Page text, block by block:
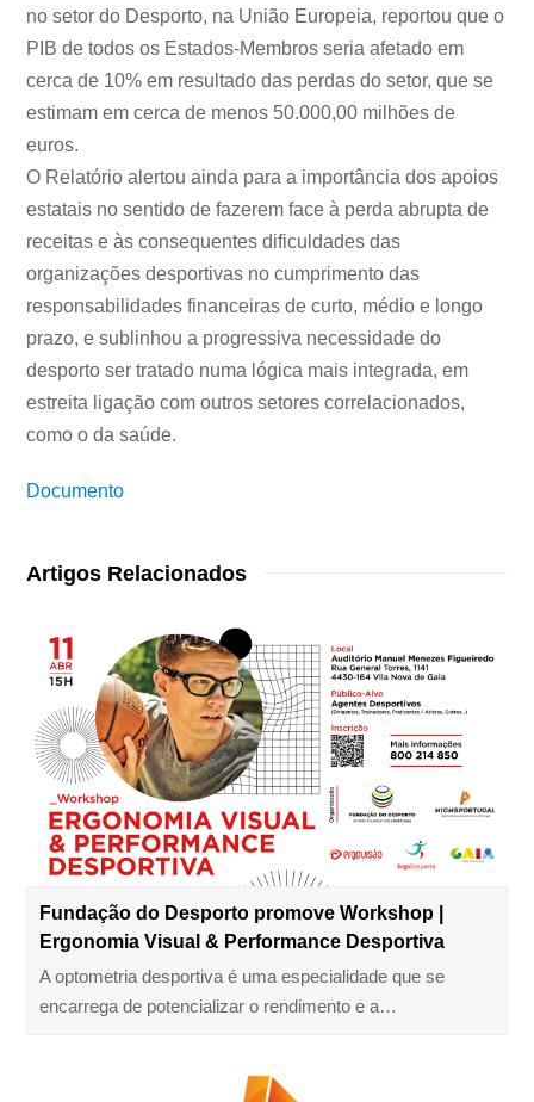
no setor do Desporto, na União Europeia, reportou que o
PIB de todos os Estados-Membros seria afetado em
cerca de 10% em resultado das perdas do setor, que se
estimam em cerca de menos 50.000,00 milhões de
euros.
O Relatório alertou ainda para a importância dos apoios
estatais no sentido de fazerem face à perda abrupta de
receitas e às consequentes dificuldades das
organizações desportivas no cumprimento das
responsabilidades financeiras de curto, médio e longo
prazo, e sublinhou a progressiva necessidade do
desporto ser tratado numa lógica mais integrada, em
estreita ligação com outros setores correlacionados,
como o da saúde.
Documento
Artigos Relacionados
Fundação do Desporto promove Workshop |
Ergonomia Visual & Performance Desportiva
A optometria desportiva é uma especialidade que se
encarrega de potencializar o rendimento e a…